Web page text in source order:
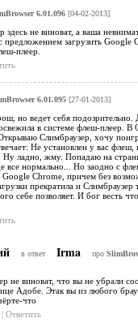
6.01.096[04-02-2013]
здесь не виноват, а ваша
предложением загрузить Google
плеер.
6.01.095[27-01-2013]
но ведет себя подозрительно.
в системе флеш-плеер. В
Слимбраузер, хочу
Не установлен у вас флеш,
ладно, жму. Попадаю на
все нормально... Но заодно с
Google Chrome, причем без
прекратила и Слимбраузер
себе позволяет. И бог весть
в ответ Irma про
не виноват, что вы не убрали
Адобе. Этак вы из любого
что
| Ответить